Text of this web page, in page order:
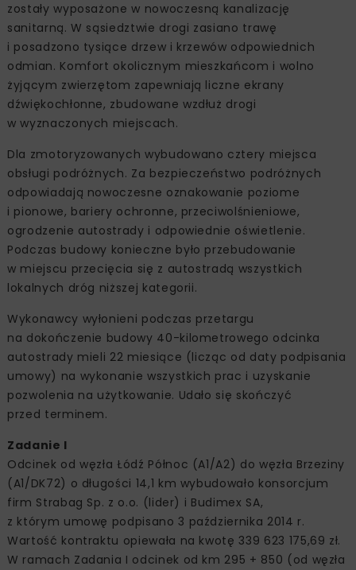
zostały wyposażone w nowoczesną kanalizację
sanitarną. W sąsiedztwie drogi zasiano trawę
i posadzono tysiące drzew i krzewów odpowiednich
odmian. Komfort okolicznym mieszkańcom i wolno
żyjącym zwierzętom zapewniają liczne ekrany
dźwiękochłonne, zbudowane wzdłuż drogi
w wyznaczonych miejscach.
Dla zmotoryzowanych wybudowano cztery miejsca
obsługi podróżnych. Za bezpieczeństwo podróżnych
odpowiadają nowoczesne oznakowanie poziome
i pionowe, bariery ochronne, przeciwolśnieniowe,
ogrodzenie autostrady i odpowiednie oświetlenie.
Podczas budowy konieczne było przebudowanie
w miejscu przecięcia się z autostradą wszystkich
lokalnych dróg niższej kategorii.
Wykonawcy wyłonieni podczas przetargu
na dokończenie budowy 40-kilometrowego odcinka
autostrady mieli 22 miesiące (licząc od daty podpisania
umowy) na wykonanie wszystkich prac i uzyskanie
pozwolenia na użytkowanie. Udało się skończyć
przed terminem.
Zadanie I
Odcinek od węzła Łódź Północ (A1/A2) do węzła Brzeziny
(A1/DK72) o długości 14,1 km wybudowało konsorcjum
firm Strabag Sp. z o.o. (lider) i Budimex SA,
z którym umowę podpisano 3 października 2014 r.
Wartość kontraktu opiewała na kwotę 339 623 175,69 zł.
W ramach Zadania I odcinek od km 295 + 850 (od węzła